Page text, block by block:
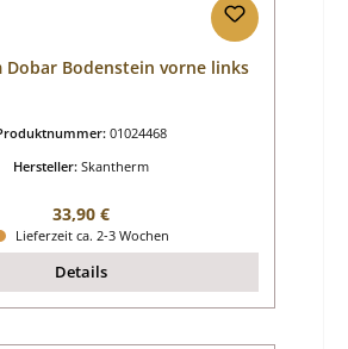
Dobar Bodenstein vorne links
01024468
Hersteller: Skantherm
Regulärer Preis:
33,90 €
Lieferzeit ca. 2-3 Wochen
Details